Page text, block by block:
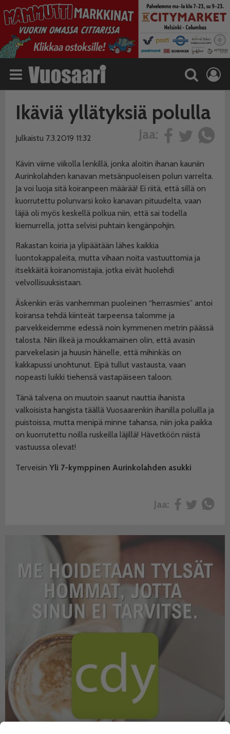
Ikäviä yllätyksiä polulla
Jaa:
Julkaistu 7.3.2019 11:32
Kävin viime viikolla lenkillä, jonka aloitin ihanan kauniin
Aurinkolahden kanavan metsänpuoleisen polun varrelta.
Ja voi luoja sitä koiranpeen määrää! Ei riitä, että sillä on
kuorrutettu polunvarsi koko kanavan pituudelta, vaan
läjiä oli myös keskellä polkua niin, että sai todella
kiemurrella, jotta selvisi puhtain kengänpohjin.
Rakastan koiria ja ylipäätään lähes kaikkia
luontokappaleita, mutta vihaan noita vastuuttomia ja
itsekkäitä koiranomistajia, jotka eivät huolehdi
velvollisuuksistaan.
Äskenkin eräs vanhemman puoleinen “herrasmies” antoi
koiransa tehdä kiinteät tarpeensa talomme ja
parvekkeidemme edessä noin kymmenen metrin päässä
talosta. Niin ilkeä ja moukkamainen olin, että avasin
parvekelasin ja huusin hänelle, että mihinkäs on
kakkapussi unohtunut. Eipä tullut vastausta, vaan
nopeasti luikki tiehensä vastapäiseen taloon.
Tänä talvena on muutoin saanut nauttia ihanista
valkoisista hangista täällä Vuosaarenkin ihanilla poluilla ja
puistoissa, mutta menipä minne tahansa, niin joka paikka
on kuorrutettu noilla ruskeilla läjillä! Hävetköön niistä
vastuussa olevat!
Terveisin Yli 7-kymppinen Aurinkolahden asukki
Jaa: